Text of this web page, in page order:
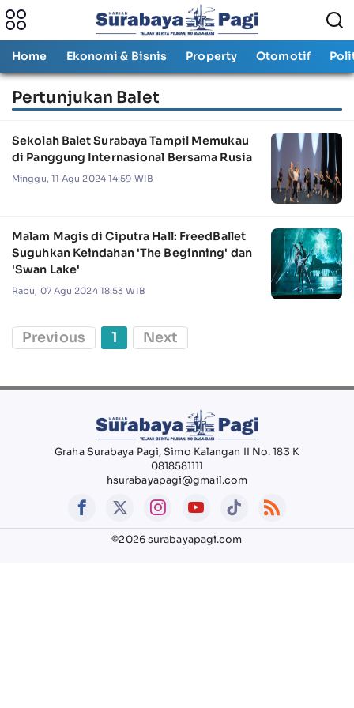
Home Ekonomi & Bisnis Property Otomotif
Pertunjukan Balet
Sekolah Balet Surabaya Tampil Memukau
di Panggung Internasional Bersama Rusia
Minggu, 11 Agu 2024 14:59 WIB
Malam Magis di Ciputra Hall: FreedBallet
Suguhkan Keindahan 'The Beginning' dan
'Swan Lake'
Rabu, 07 Agu 2024 18:53 WIB
Previous 1 Next
Graha Surabaya Pagi, Simo Kalangan II No. 183 K
0818581111
hsurabayapagi@gmail.com
©2026 surabayapagi.com